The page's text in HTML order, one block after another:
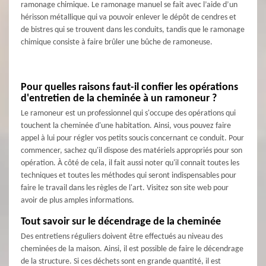
ramonage chimique. Le ramonage manuel se fait avec l’aide d’un
hérisson métallique qui va pouvoir enlever le dépôt de cendres et
de bistres qui se trouvent dans les conduits, tandis que le ramonage
chimique consiste à faire brûler une bûche de ramoneuse.
Pour quelles raisons faut-il confier les opérations
d'entretien de la cheminée à un ramoneur ?
Le ramoneur est un professionnel qui s'occupe des opérations qui
touchent la cheminée d'une habitation. Ainsi, vous pouvez faire
appel à lui pour régler vos petits soucis concernant ce conduit. Pour
commencer, sachez qu'il dispose des matériels appropriés pour son
opération. À côté de cela, il fait aussi noter qu'il connait toutes les
techniques et toutes les méthodes qui seront indispensables pour
faire le travail dans les règles de l'art. Visitez son site web pour
avoir de plus amples informations.
Tout savoir sur le décendrage de la cheminée
Des entretiens réguliers doivent être effectués au niveau des
cheminées de la maison. Ainsi, il est possible de faire le décendrage
de la structure. Si ces déchets sont en grande quantité, il est